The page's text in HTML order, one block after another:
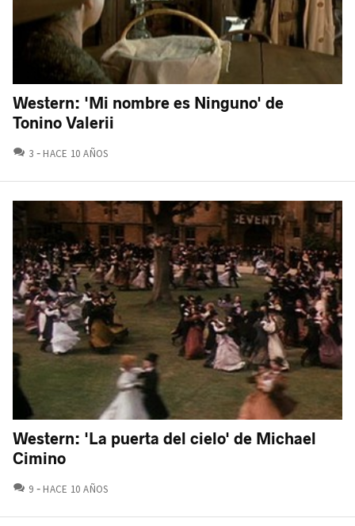
Western: 'Mi nombre es Ninguno' de
Tonino Valerii
3 COMENTARIOS
HACE 10 AÑOS
Western: 'La puerta del cielo' de Michael
Cimino
9 COMENTARIOS
HACE 10 AÑOS